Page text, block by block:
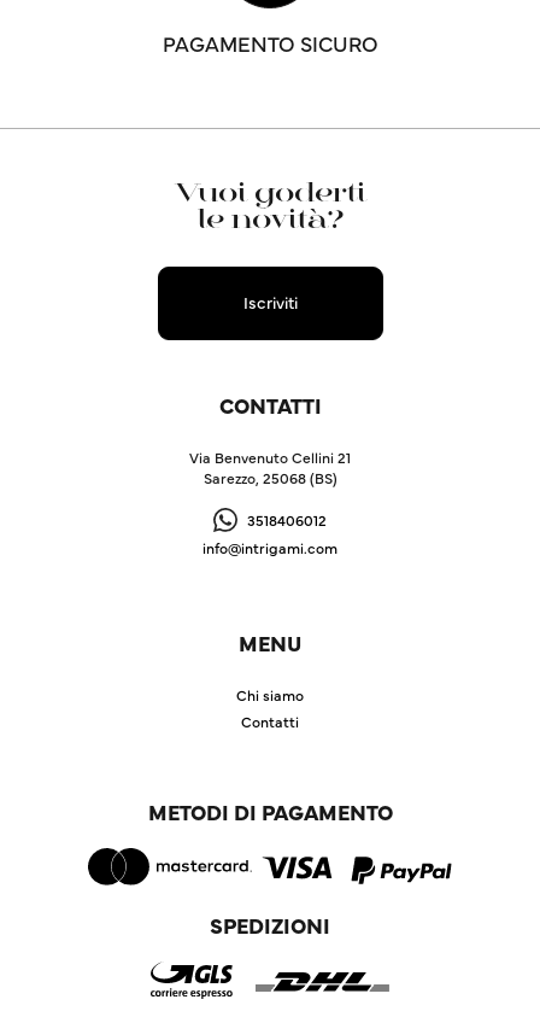
PAGAMENTO SICURO
Vuoi goderti
le novità?
Iscriviti
CONTATTI
Via Benvenuto Cellini 21
Sarezzo, 25068 (BS)
3518406012
info@intrigami.com
MENU
Chi siamo
Contatti
METODI DI PAGAMENTO
SPEDIZIONI